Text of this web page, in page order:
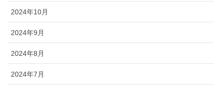
2024年10月
2024年9月
2024年8月
2024年7月